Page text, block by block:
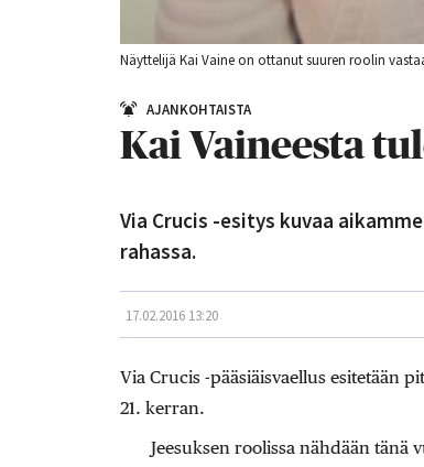
Näyttelijä Kai Vaine on ottanut suuren roolin
AJANKOHTAISTA
Kai Vaineesta
Via Crucis -esitys kuvaa
rahassa.
17.02.2016 13:20
Via Crucis -pääsiäisvaellus esitetään
21. kerran.
Jeesuksen roolissa nähdään tänä